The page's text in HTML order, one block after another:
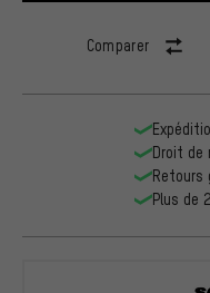
Comparer
Droit de
Retours
Plus de